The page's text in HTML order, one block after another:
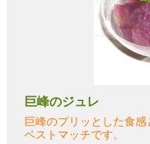
巨峰のジュレ
巨峰のプリッとした食
ベストマッチです。